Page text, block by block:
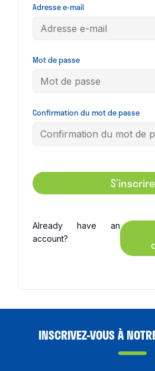
Adresse e-mail
Mot de passe
Confirmation du mot de passe
S’inscrire
Already have an
account?
INSCRIVEZ-VOUS À